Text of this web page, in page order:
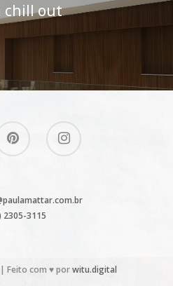
chill out
2305-3115
Feito com ♥ porwitu.digital